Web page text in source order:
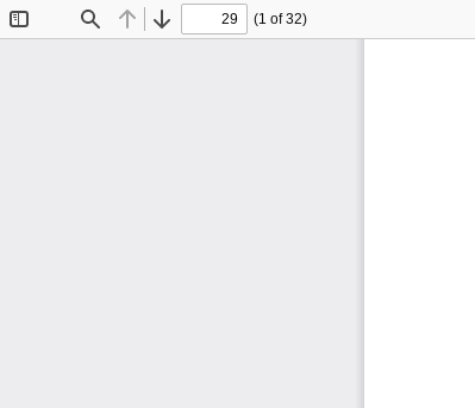
Find Previous
Next
(1 of 32)